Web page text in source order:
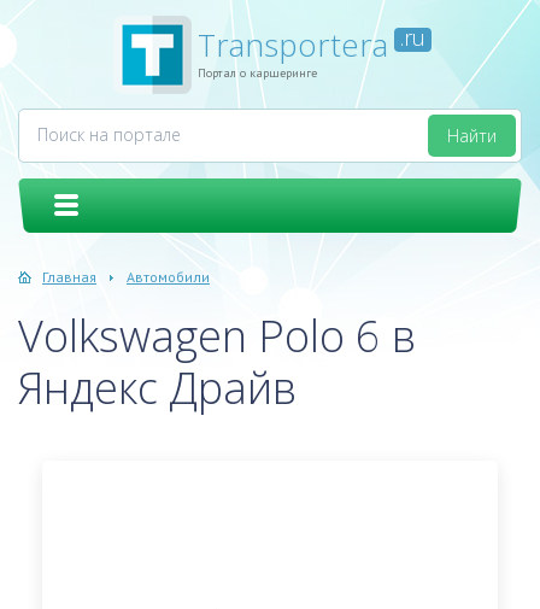
Transportera .ru
Портал о каршеринге
Главная Автомобили
Volkswagen Polo 6 в
Яндекс Драйв